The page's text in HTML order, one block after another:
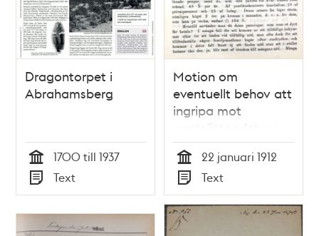
Dragontorpet i
Abrahamsberg
Tid
1700 till 1937
Typ
Text
Motion om
eventuellt behov att
ingripa mot
pantsättandet av
kläder och
sängkläder -
Stadsfullmäktige
1912
Tid
22 januari 1912
Typ
Text